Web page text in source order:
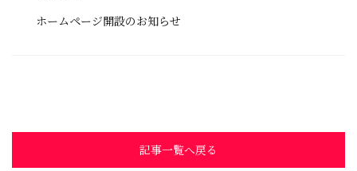
ホームページ開設のお知らせ
記事一覧へ戻る